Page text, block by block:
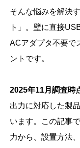
そんな悩みを解決
ト」。壁に直接
ACアダプタ不要で
ントです。
2025年11月調査時
出力に対応した製
います。この記事
力から、設置方法